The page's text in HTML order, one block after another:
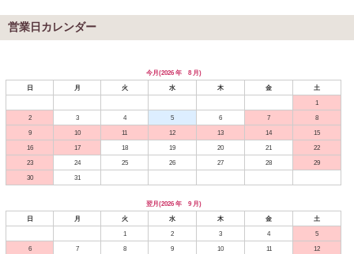
営業日カレンダー
今月(2026 年 8 月)
日
月 火 水 木 金
土
1
2
3 4 5 6 7
8
9
10 11 12 13 14
15
16
17 18 19 20 21
22
23
24 25 26 27 28
29
30
31
翌月(2026 年 9 月)
日
月 火 水 木 金
土
1
2 3 4
5
6
7 8 9 10 11
12